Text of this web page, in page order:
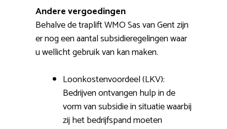
Andere vergoedingen
Behalve de traplift WMO Sas van Gent zijn
er nog een aantal subsidieregelingen waar
u wellicht gebruik van kan maken.
Loonkostenvoordeel (LKV):
Bedrijven ontvangen hulp in de
vorm van subsidie in situatie waarbij
zij het bedrijfspand moeten